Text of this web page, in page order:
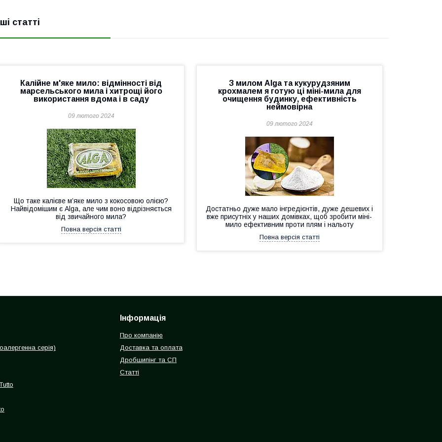
статті
Калійне м'яке мило: відмінності від
марсельського мила і хитрощі його
використання вдома і в саду
09 лютого 2024
Що таке калієве м’яке мило з кокосовою олією?
Найвідомішим є Alga, але чим воно відрізняється
від звичайного мила?
Повна версія статті
З милом Alga та кукурудзяним
крохмалем я готую ці міні-мила для
очищення будинку, ефективність
неймовірна
09 лютого 2024
Достатньо дуже мало інгредієнтів, дуже дешевих і
вже присутніх у наших домівках, щоб зробити міні-
мило ефективним проти плям і нальоту
Повна версія статті
серія)
Інформація
Про компанію
Доставка та оплата
Дробшипінг та СП
Статті